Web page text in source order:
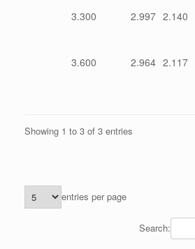
3.300 2.997 2.140
3.600 2.964 2.117
Showing 1 to 3 of 3 entries
entries per page
Search: